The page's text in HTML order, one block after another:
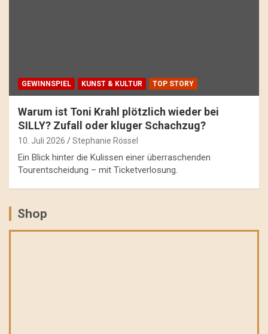
GEWINNSPIEL KUNST & KULTUR TOP STORY
Warum ist Toni Krahl plötzlich wieder bei
SILLY? Zufall oder kluger Schachzug?
10. Juli 2026 Stephanie Rössel
Ein Blick hinter die Kulissen einer überraschenden
Tourentscheidung – mit Ticketverlosung.
Shop